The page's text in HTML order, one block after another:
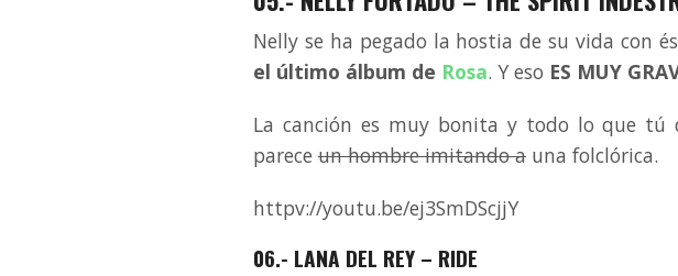
Nelly se ha pegado la hostia de su vida con
el último álbum de Rosa. Y eso ES MUY
La canción es muy bonita y todo lo que tú
parece un hombre imitando a una folclórica.
httpv://youtu.be/ej3SmDScjjY
06.- LANA DEL REY – RIDE